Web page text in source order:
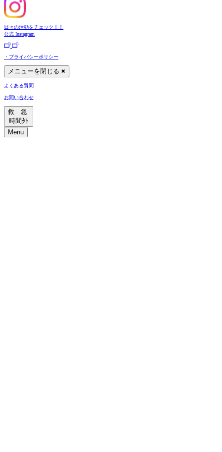
日々の活動をチェック！！
公式 Instagram
・プライバシーポリシー
メニューを閉じる
よくある質問
お問い合わせ
救 急
時間外
Menu